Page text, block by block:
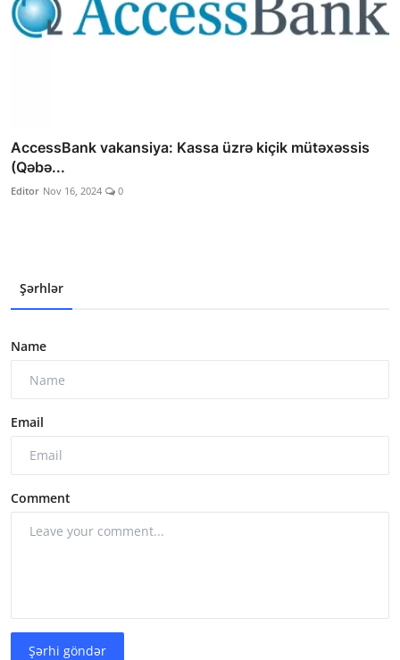
AccessBank vakansiya: Kassa üzrə kiçik mütəxəssis
(Qəbə...
Editor Nov 16, 2024 0
Şərhlər
Name
Email
Comment
Şərhi göndər